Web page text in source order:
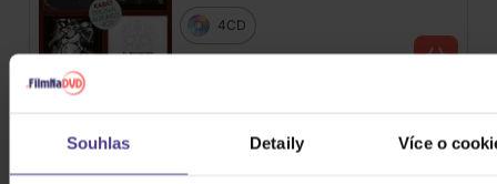
Souhlas Detaily Více o
4CD
Mišík Vladimír: Vteřiny, měsíce a